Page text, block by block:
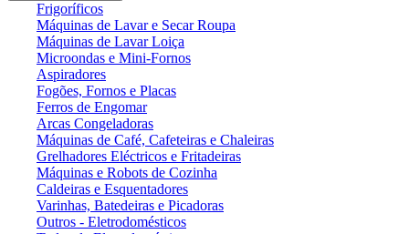
Frigoríficos
Máquinas de Lavar e Secar Roupa
Máquinas de Lavar Loiça
Microondas e Mini-Fornos
Aspiradores
Fogões, Fornos e Placas
Ferros de Engomar
Arcas Congeladoras
Máquinas de Café, Cafeteiras e Chaleiras
Grelhadores Eléctricos e Fritadeiras
Máquinas e Robots de Cozinha
Caldeiras e Esquentadores
Varinhas, Batedeiras e Picadoras
Outros - Eletrodomésticos